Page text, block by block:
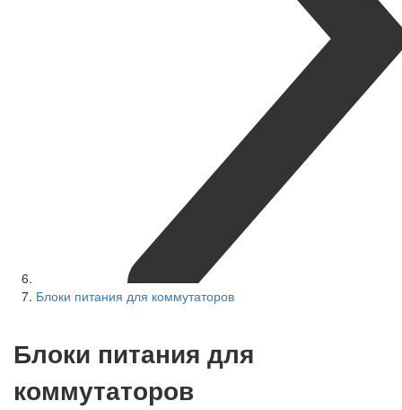
Блоки питания для коммутаторов
Блоки питания для
коммутаторов